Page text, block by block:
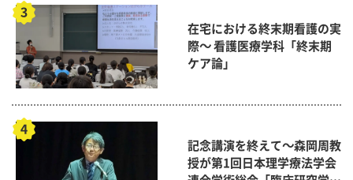
在宅における終末期看護の実
際～ 看護医療学科「終末期
ケア論」
記念講演を終えて～森岡周教
授が第1回日本理学療法学会